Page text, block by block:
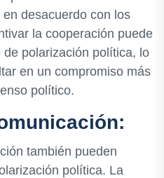
desacuerdo con los
la cooperación puede
polarización política, lo
en un compromiso más
político.
también pueden
política. La